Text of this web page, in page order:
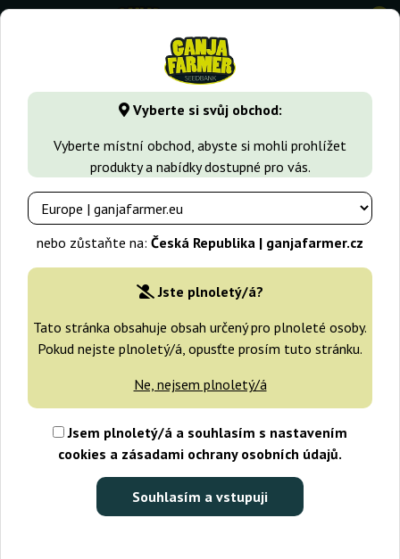
Vyberte si svůj obchod:
Vyberte místní obchod, abyste si mohli prohlížet
produkty a nabídky dostupné pro vás.
nebo zůstaňte na: Česká Republika | ganjafarmer.cz
Jste plnoletý/á?
Tato stránka obsahuje obsah určený pro plnoleté osoby.
Pokud nejste plnoletý/á, opusťte prosím tuto stránku.
Ne, nejsem plnoletý/á
Jsem plnoletý/á a souhlasím s nastavením
cookies a zásadami ochrany osobních údajů.
Souhlasím a vstupuji
0
GanjaFarmer.cz Druhy Marihuany Trainwreck Trainwreck
-25%
+dárky